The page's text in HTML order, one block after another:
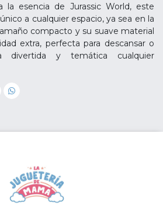
la esencia de Jurassic World, este
a cualquier espacio, ya sea en la
compacto y su suave material
extra, perfecta para descansar o
divertida y temática cualquier